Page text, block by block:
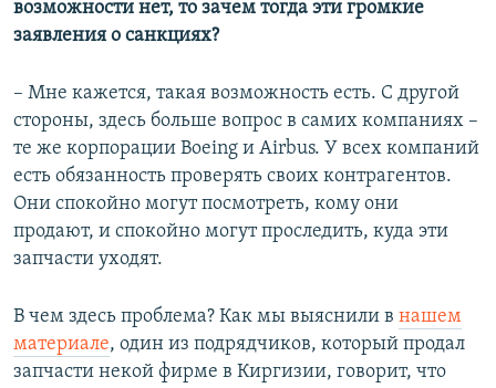
возможности нет, то зачем тогда эти громкие
заявления о санкциях?
– Мне кажется, такая возможность есть. С другой
стороны, здесь больше вопрос в самих компаниях –
те же корпорации Boeing и Airbus. У всех компаний
есть обязанность проверять своих контрагентов.
Они спокойно могут посмотреть, кому они
продают, и спокойно могут проследить, куда эти
запчасти уходят.
В чем здесь проблема? Как мы выяснили в нашем
материале, один из подрядчиков, который продал
запчасти некой фирме в Киргизии, говорит, что